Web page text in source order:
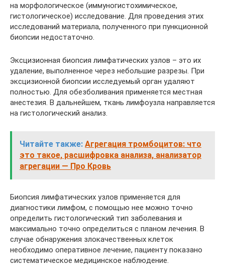
на морфологическое (иммуногистохимическое,
гистологическое) исследование. Для проведения этих
исследований материала, полученного при пункционной
биопсии недостаточно.
Эксцизионная биопсия лимфатических узлов – это их
удаление, выполненное через небольшие разрезы. При
эксцизионной биопсии исследуемый орган удаляют
полностью. Для обезболивания применяется местная
анестезия. В дальнейшем, ткань лимфоузла направляется
на гистологический анализ.
Читайте также: Агрегация тромбоцитов: что
это такое, расшифровка анализа, анализатор
агрегации — Про Кровь
Биопсия лимфатических узлов применяется для
диагностики лимфом, с помощью нее можно точно
определить гистологический тип заболевания и
максимально точно определиться с планом лечения. В
случае обнаружения злокачественных клеток
необходимо оперативное лечение, пациенту показано
систематическое медицинское наблюдение.